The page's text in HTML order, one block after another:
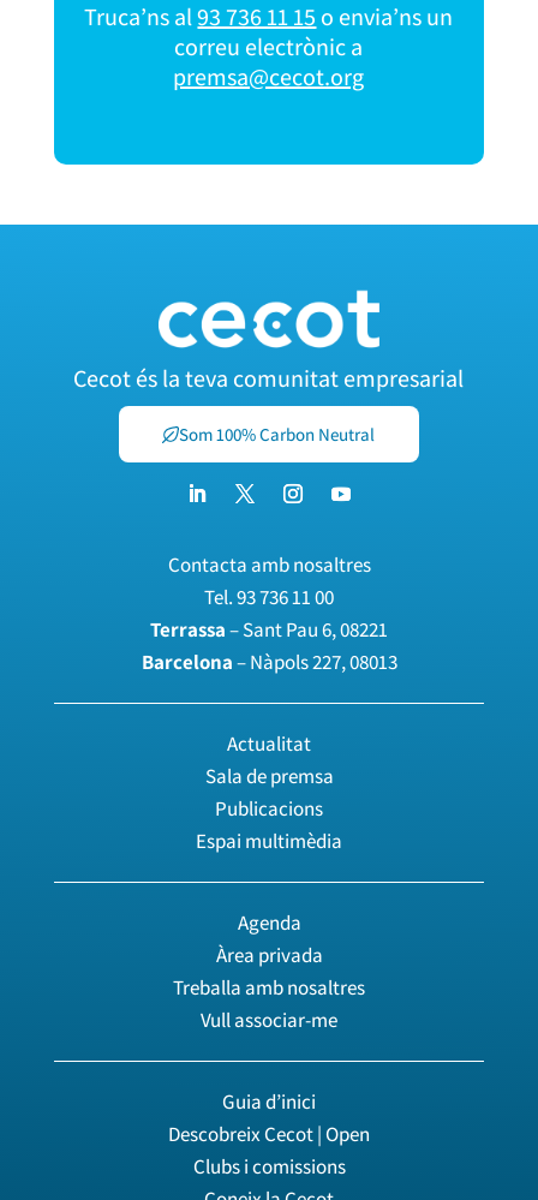
Truca’ns al93 736 11 15 o envia’ns un
correu electrònic a
premsa@cecot.org
Cecot és la teva comunitat empresarial
Som 100% Carbon Neutral
Contacta amb nosaltres
Tel.93 736 11 00
Terrassa– Sant Pau 6, 08221
Barcelona– Nàpols 227, 08013
Actualitat
Sala de premsa
Publicacions
Espai multimèdia
Agenda
Àrea privada
Treballa amb nosaltres
Vull associar-me
Guia d’inici
Descobreix Cecot | Open
Clubs i comissions